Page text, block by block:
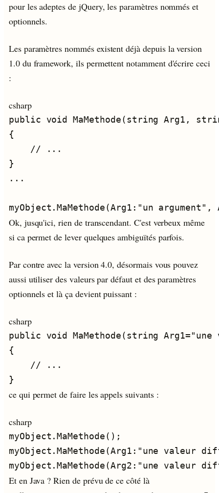
pour les adeptes de jQuery, les paramètres nommés et
optionnels.
Les paramètres nommés existent déjà depuis la version
1.0 du framework, ils permettent notamment d'écrire ceci
:
csharp
Ok, jusqu'ici, rien de transcendant. C'est verbeux même
si ca permet de lever quelques ambiguïtés parfois.
Par contre avec la version 4.0, désormais vous pouvez
aussi utiliser des valeurs par défaut et des paramètres
optionnels et là ça devient puissant :
csharp
ce qui permet de faire les appels suivants :
csharp
Et en Java ? Rien de prévu de ce côté là